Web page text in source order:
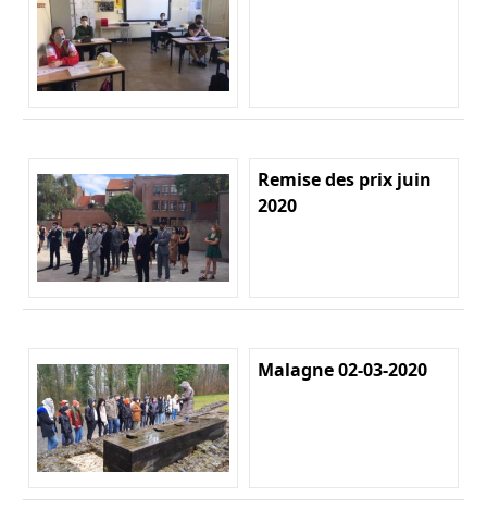
Remise des prix juin
2020
Malagne 02-03-2020